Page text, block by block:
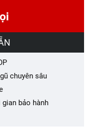
chuyên sâu
bảo hành